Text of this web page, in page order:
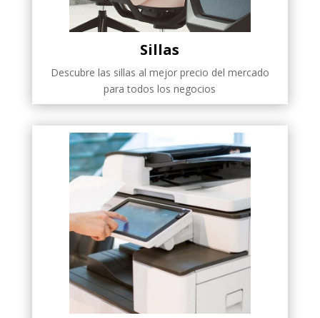
Sillas
Descubre las sillas al mejor precio del mercado
para todos los negocios